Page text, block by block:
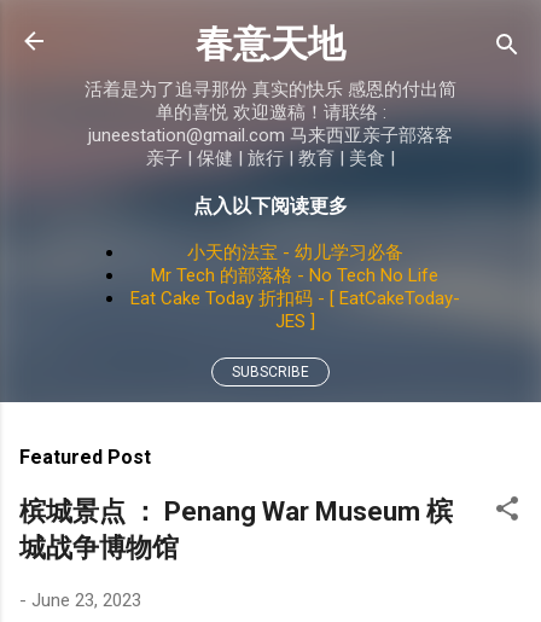
Skip to main content
春意天地
活着是为了追寻那份 真实的快乐 感恩的付出简
单的喜悦 欢迎邀稿！请联络 :
juneestation@gmail.com 马来西亚亲子部落客
亲子 | 保健 | 旅行 | 教育 | 美食 |
点入以下阅读更多
小天的法宝 - 幼儿学习必备
Mr Tech 的部落格 - No Tech No Life
Eat Cake Today 折扣码 - [ EatCakeToday-
JES ]
SUBSCRIBE
Featured Post
槟城景点 ： Penang War Museum 槟
城战争博物馆
- June 23, 2023